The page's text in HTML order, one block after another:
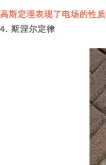
高斯定理表现了电场的性质
4. 斯涅尔定律